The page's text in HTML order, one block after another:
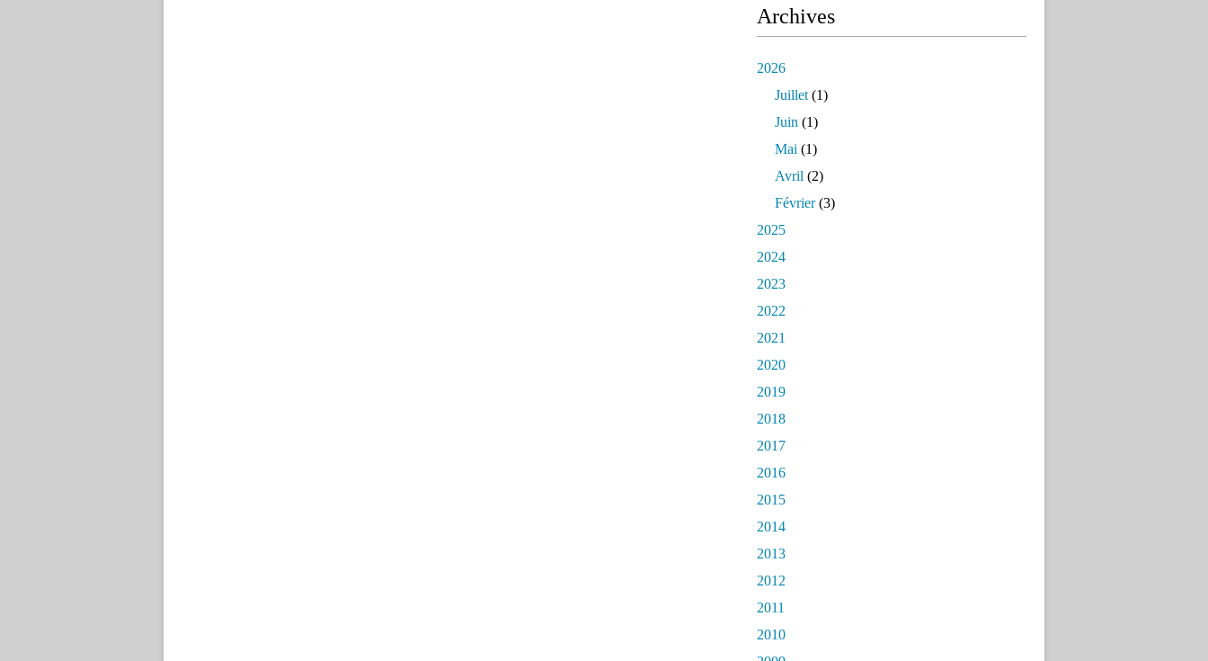
Archives
2026
Juillet (1)
Juin (1)
Mai (1)
Avril (2)
Février(3)
2025
2024
2023
2022
2021
2020
2019
2018
2017
2016
2015
2014
2013
2012
2011
2010